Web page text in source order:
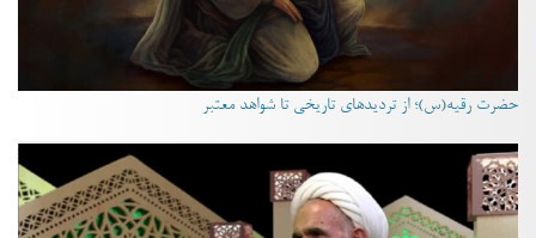
حضرت رقیه(س)؛ از تردیدهای تاریخی تا شواهد معتبر